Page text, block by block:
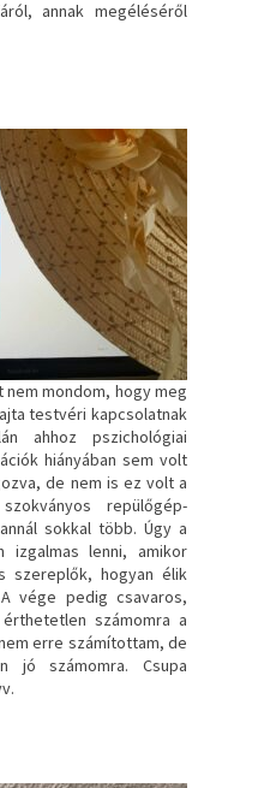
annak megéléséről
mondom, hogy meg
testvéri kapcsolatnak
ahhoz pszichológiai
hiányában sem volt
de nem is ez volt a
repülőgép-
sokkal több. Úgy a
izgalmas lenni, amikor
szereplők, hogyan élik
vége pedig csavaros,
számomra a
erre számítottam, de
számomra. Csupa